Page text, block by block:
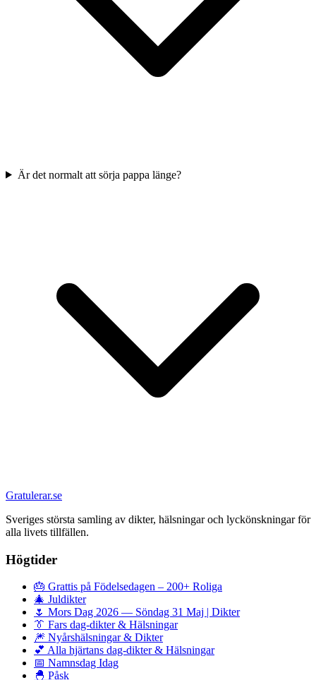
Är det normalt att sörja pappa länge?
Gratulerar.se
Sveriges största samling av dikter, hälsningar och lyckönskningar för
alla livets tillfällen.
Högtider
🎂 Grattis på Födelsedagen – 200+ Roliga
🎄 Juldikter
🌷 Mors Dag 2026 — Söndag 31 Maj | Dikter
👔 Fars dag-dikter & Hälsningar
🎆 Nyårshälsningar & Dikter
💕 Alla hjärtans dag-dikter & Hälsningar
📅 Namnsdag Idag
🐣 Påsk